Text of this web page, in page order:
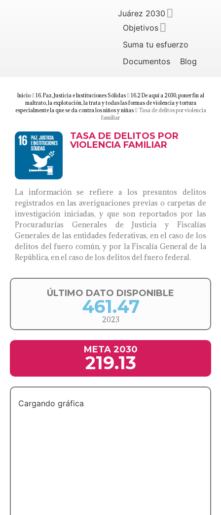
Juárez 2030
Objetivos
Suma tu esfuerzo
Documentos
Blog
Inicio 16. Paz, Justicia e Instituciones Sólidas
16.2 De aquí a 2030, poner fin al
maltrato, la explotación, la trata y todas las formas de violencia y tortura
especialmente la que se da contra los niños y niñas
Tasa de delitos por violencia
familiar
TASA DE DELITOS POR
VIOLENCIA FAMILIAR
La información se refiere a los presuntos delitos
registrados en las averiguaciones previas o carpetas de
investigación iniciadas, y que son reportados por las
Procuradurías Generales de Justicia y Fiscalías
Generales de las entidades federativas, en el caso de los
delitos del fuero común, y por la Fiscalía General de la
República, en el caso de los delitos del fuero federal.
ÚLTIMO DATO DISPONIBLE
461.47
2023
META 2030
219.13
Cargando gráfica